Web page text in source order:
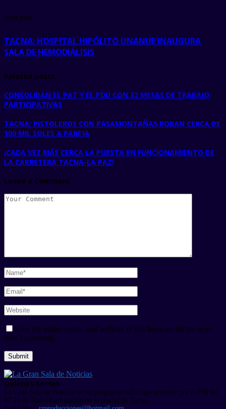
next post
TACNA: HOSPITAL HIPÓLITO UNANUE INAUGURA
SALA DE HEMODIÁLISIS
Related posts
CONSOLIDAN EL PAT Y EL PDU CON 32 MESAS DE TRABAJO
PARTICIPATIVAS
TACNA: PISTOLEROS CON PASAMONTAÑAS ROBAN CERCA DE
100 MIL SOLES A PAREJA
¡CADA VEZ MÁS CERCA LA PUESTA EN FUNCIONAMIENTO DE
LA CARRETERA TACNA-LA PAZ!
Leave a Comment
Save my name, email, and website in this browser for the next
time I comment.
Quienes Somos
La Gran Sala de Noticias es un programa radial que se emite por la FM del
97.10 de Radio La Estación en la ciudad de Tacna.